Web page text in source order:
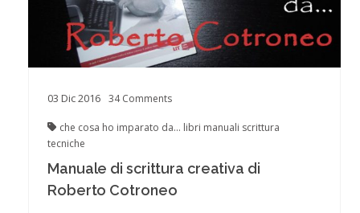
03 Dic2016 34Comments
che cosa ho imparato da... libri manuali scrittura
tecniche
Manuale di scrittura creativa di
Roberto Cotroneo